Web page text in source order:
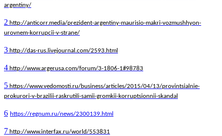
argentiny/
2 http://anticorr.media/prezident-argentiny-maurisio-makri-vozmushhyon-
urovnem-korrupcii-v-strane/
3 http://das-rus.livejournal.com/2593.html
4 http://www.argerusa.com/forum/3-1806-1#98783
5 https://www.vedomosti.ru/business/articles/2015/04/13/provintsialnie-
prokurori-v-brazilii-raskrutili-samii-gromkii-korruptsionnii-skandal
6 https://regnum.ru/news/2300139.html
7 http://www.interfax.ru/world/553831